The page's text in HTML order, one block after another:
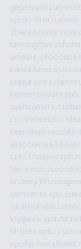
spiski-firm.ru
2bets.ru
amadis-
kanotiforet.spb.ru
praga.spb.ru
sakhcamera.ru
controlweb1.ru
iron-snab.rucosta-
associaciya39.ru
cpt21.ru
tae-kwon.ru
archery161.ru
sarmiento.spb.su
iskatour.spb.ru
krygeva-spa.ru
hl-beta.spb.ru
epoha-